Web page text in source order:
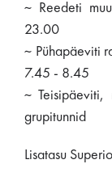
~ Reedeti
23.00
~ Pühapäeviti
7.45 - 8.45
~ Teisipäeviti,
grupitunnid
Lisatasu